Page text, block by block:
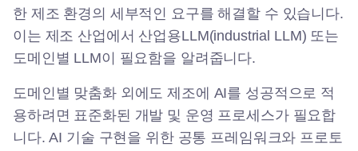
한 제조 환경의 세부적인 요구를 해결할 수 있습니다.
이는 제조 산업에서 산업용LLM(industrial LLM) 또는
도메인별 LLM이 필요함을 알려줍니다.
도메인별 맞춤화 외에도 제조에 AI를 성공적으로 적
용하려면 표준화된 개발 및 운영 프로세스가 필요합
니다. AI 기술 구현을 위한 공통 프레임워크와 프로토